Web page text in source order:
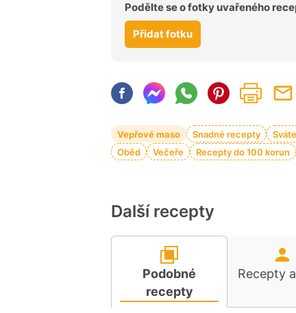
Podělte se o fotky uvařeného
Přidat fotku
Vepřové maso Snadné recepty
Oběd
Večeře Recepty do 100 korun
Další recepty
Podobné
recepty
Recepty